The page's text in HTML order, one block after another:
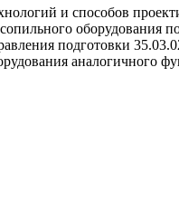
и способов
оборудования
подготовки
аналогичного